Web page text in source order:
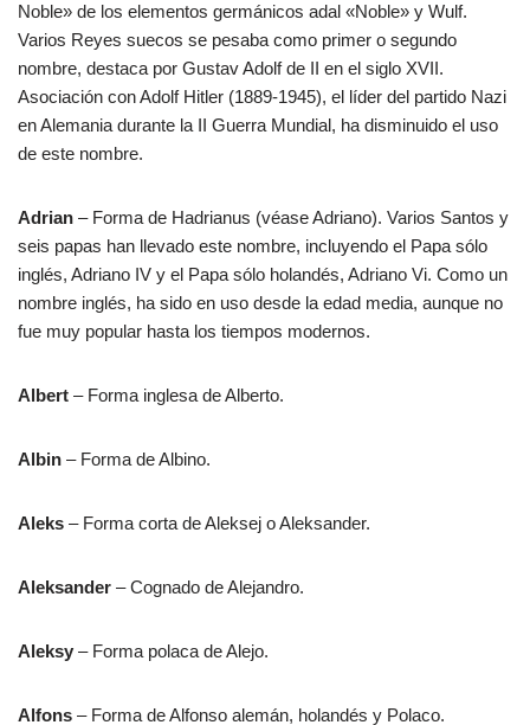
Noble» de los elementos germánicos adal «Noble» y Wulf.
Varios Reyes suecos se pesaba como primer o segundo
nombre, destaca por Gustav Adolf de II en el siglo XVII.
Asociación con Adolf Hitler (1889-1945), el líder del partido Nazi
en Alemania durante la II Guerra Mundial, ha disminuido el uso
de este nombre.
Adrian – Forma de Hadrianus (véase Adriano). Varios Santos y
seis papas han llevado este nombre, incluyendo el Papa sólo
inglés, Adriano IV y el Papa sólo holandés, Adriano Vi. Como un
nombre inglés, ha sido en uso desde la edad media, aunque no
fue muy popular hasta los tiempos modernos.
Albert – Forma inglesa de Alberto.
Albin – Forma de Albino.
Aleks – Forma corta de Aleksej o Aleksander.
Aleksander – Cognado de Alejandro.
Aleksy – Forma polaca de Alejo.
Alfons – Forma de Alfonso alemán, holandés y Polaco.